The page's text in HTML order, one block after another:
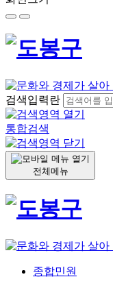
검색입력란
통합검색
전체메뉴
종합민원